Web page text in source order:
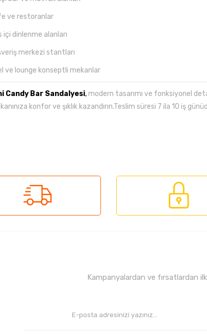
ve restoranlar
içi dinlenme alanları
merkezi stantları
ve lounge konseptli mekanlar
Candy Bar Sandalyesi, modern tasarımı ve fonksiyonel
konfor ve şıklık kazandırın.Teslim süresi 7 ila 10 iş
Ürün resmi kalitesiz, bozuk veya görüntülenemiyor.
Ürün açıklamasında eksik bilgiler bulunuyor.
Kampanyalardan ve fırsatlardan